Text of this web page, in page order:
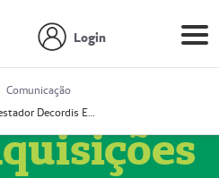
Login
Comunicação
Prestador Decordis Exames Cardiológicos LTDA (51004347-4)